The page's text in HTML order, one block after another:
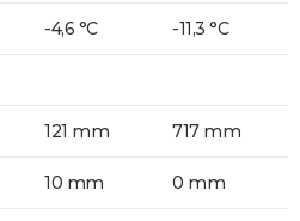
-4,6 °C -11,3 °C
121 mm 717 mm
10 mm 0 mm